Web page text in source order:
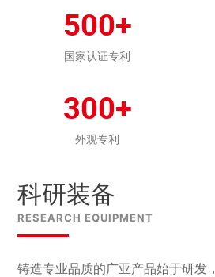
500+
国家认证专利
300+
外观专利
科研装备
RESEARCH EQUIPMENT
铸造专业品质的广亚产品始于研发